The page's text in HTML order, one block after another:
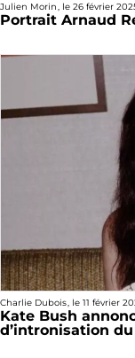
Julien Morin, le 26 février
Portrait Arnaud
Charlie Dubois, le 11 février
Kate Bush
d’intronisation